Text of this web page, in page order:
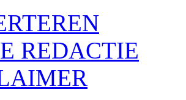
REDACTIE